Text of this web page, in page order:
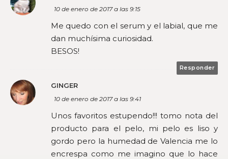
10 de enero de 2017 a las 9:15
Me quedo con el serum y el labial, que me
dan muchísima curiosidad.
BESOS!
Responder
GINGER
10 de enero de 2017 a las 9:41
Unos favoritos estupendo!!! tomo nota del
producto para el pelo, mi pelo es liso y
gordo pero la humedad de Valencia me lo
encrespa como me imagino que lo hace